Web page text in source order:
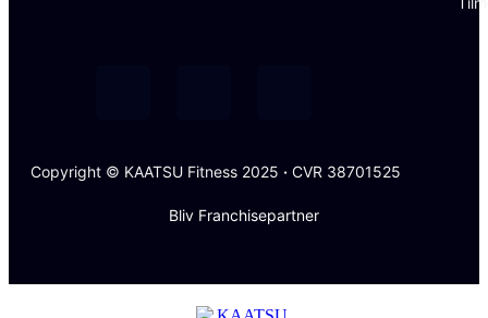
Copyright © KAATSU Fitness 2025 · CVR 38701525
Bliv Franchisepartner